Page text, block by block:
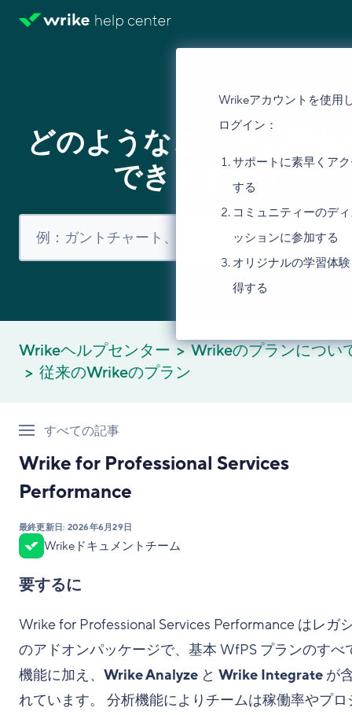
Wrikeアカウントを使用
ログイン：
サポートに素早くア
する
コミュニティーのデ
ッションに参加する
オリジナルの学習体
得する
どのようなことでお手
できますか？
Wrikeヘルプセンター
Wrikeのプランについ
従来のWrikeのプラン
すべての記事
Wrike for Professional Services
Performance
最終更新日: 2026年6月29日
Wrikeドキュメントチーム
要するに
Wrike for Professional Services Performance はレガ
のアドオンパッケージで、基本 WfPS プランのすべ
機能に加え、 Wrike Analyze と Wrike Integrate が
れています。 分析機能によりチームは稼働率やプロ